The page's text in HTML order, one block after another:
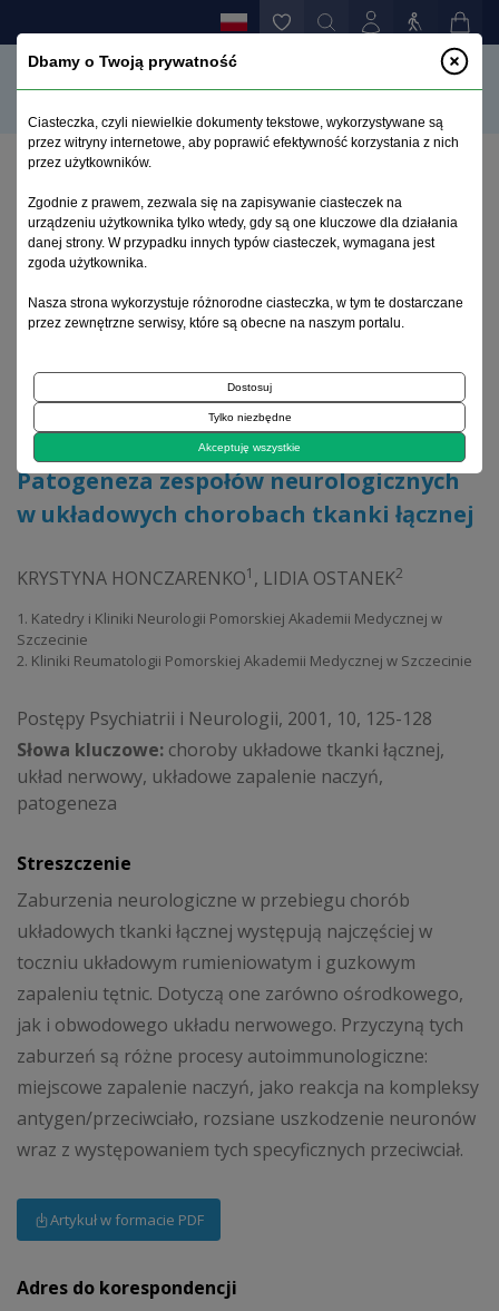
Patogeneza zespołów neurologicznych w układowych
chorobach tkanki łącznej
Archiwum 1992–2014
2001, tom 10, zeszyt 2
Choroby układowe tkanki łącznej
Patogeneza zespołów neurologicznych
w układowych chorobach tkanki łącznej
KRYSTYNA HONCZARENKO1 , LIDIA OSTANEK2
1. Katedry i Kliniki Neurologii Pomorskiej Akademii Medycznej w
Szczecinie
2. Kliniki Reumatologii Pomorskiej Akademii Medycznej w Szczecinie
Postępy Psychiatrii i Neurologii, 2001, 10, 125-128
Słowa kluczowe: choroby układowe tkanki łącznej,
układ nerwowy, układowe zapalenie naczyń,
patogeneza
Streszczenie
Zaburzenia neurologiczne w przebiegu chorób
układowych tkanki łącznej występują najczęściej w
toczniu układowym rumieniowatym i guzkowym
zapaleniu tętnic. Dotyczą one zarówno ośrodkowego,
jak i obwodowego układu nerwowego. Przyczyną tych
zaburzeń są różne procesy autoimmunologiczne:
miejscowe zapalenie naczyń, jako reakcja na kompleksy
antygen/przeciwciało, rozsiane uszkodzenie neuronów
wraz z występowaniem tych specyficznych przeciwciał.
Artykuł w formacie PDF
Adres do korespondencji
Dbamy o Twoją prywatność
Ciasteczka, czyli niewielkie dokumenty tekstowe, wykorzystywane są
przez witryny internetowe, aby poprawić efektywność korzystania z nich
przez użytkowników.
Zgodnie z prawem, zezwala się na zapisywanie ciasteczek na
urządzeniu użytkownika tylko wtedy, gdy są one kluczowe dla działania
danej strony. W przypadku innych typów ciasteczek, wymagana jest
zgoda użytkownika.
Nasza strona wykorzystuje różnorodne ciasteczka, w tym te dostarczane
przez zewnętrzne serwisy, które są obecne na naszym portalu.
Dostosuj
Tylko niezbędne
Akceptuję wszystkie